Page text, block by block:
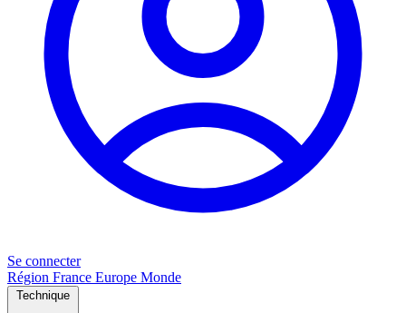
Se connecter
Région France Europe Monde
Technique